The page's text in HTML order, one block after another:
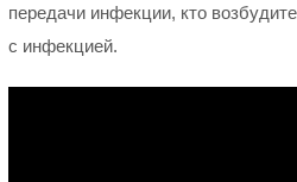
передачи инфекции, кто
с инфекцией.